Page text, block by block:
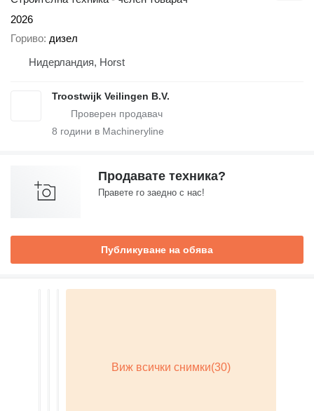
2026
Гориво дизел
Нидерландия, Horst
Troostwijk Veilingen B.V.
8 години в Machineryline
Продавате техника?
Правете го заедно с нас!
Публикуване на обява